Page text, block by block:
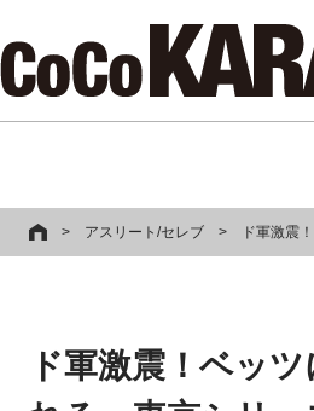
> アスリート/セレブ > ド軍激震
ド軍激震！ベッ